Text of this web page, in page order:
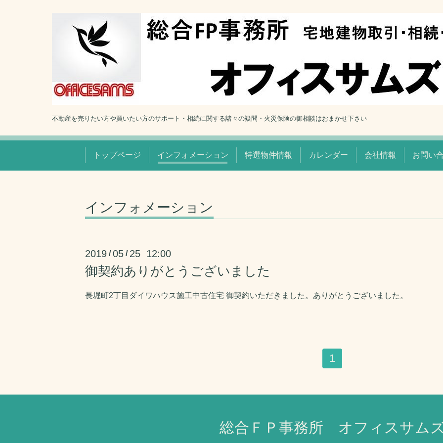
不動産を売りたい方や買いたい方のサポート・相続に関する諸々の疑問・火災保険の御相談はおまかせ下さい
トップページ インフォメーション 特選物件情報 カレンダー 会社情報 お問い
インフォメーション
2019 /05 / 25 12:00
御契約ありがとうございました
長堀町2丁目ダイワハウス施工中古住宅 御契約いただきました。ありがとうございました。
1
総合ＦＰ事務所 オフィスサム